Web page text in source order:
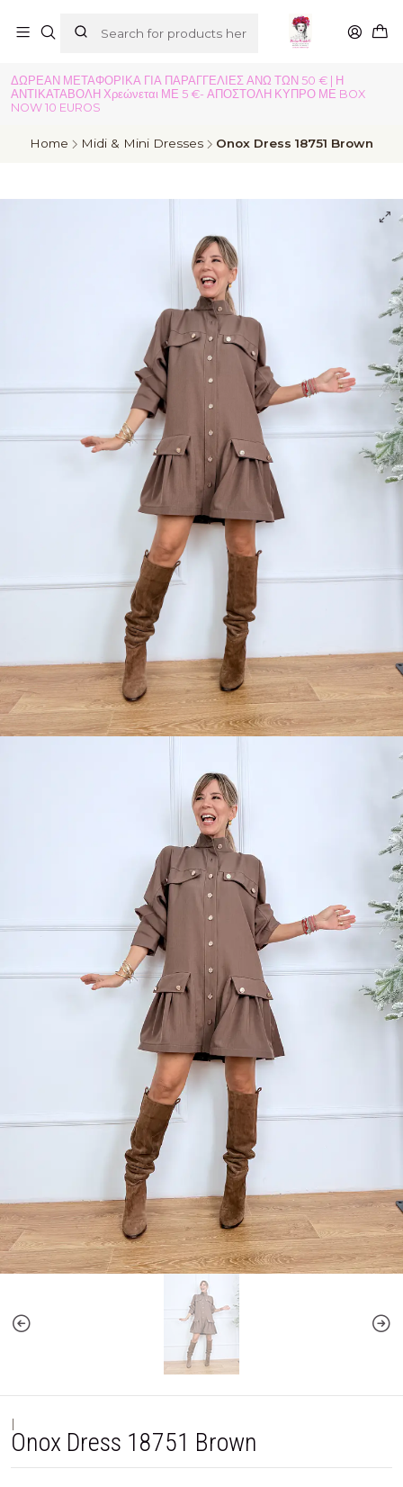
ΔΩΡΕΑΝ ΜΕΤΑΦΟΡΙΚΑ ΓΙΑ ΠΑΡΑΓΓΕΛΙΕΣ ΑΝΩ ΤΩΝ 50 € | Η
ΑΝΤΙΚΑΤΑΒΟΛΗ Χρεώνεται ΜΕ 5 €- ΑΠΟΣΤΟΛΗ ΚΥΠΡΟ ΜΕ BOX
NOW 10 EUROS
Home Midi & Mini Dresses Onox Dress 18751 Brown
|
Onox Dress 18751 Brown